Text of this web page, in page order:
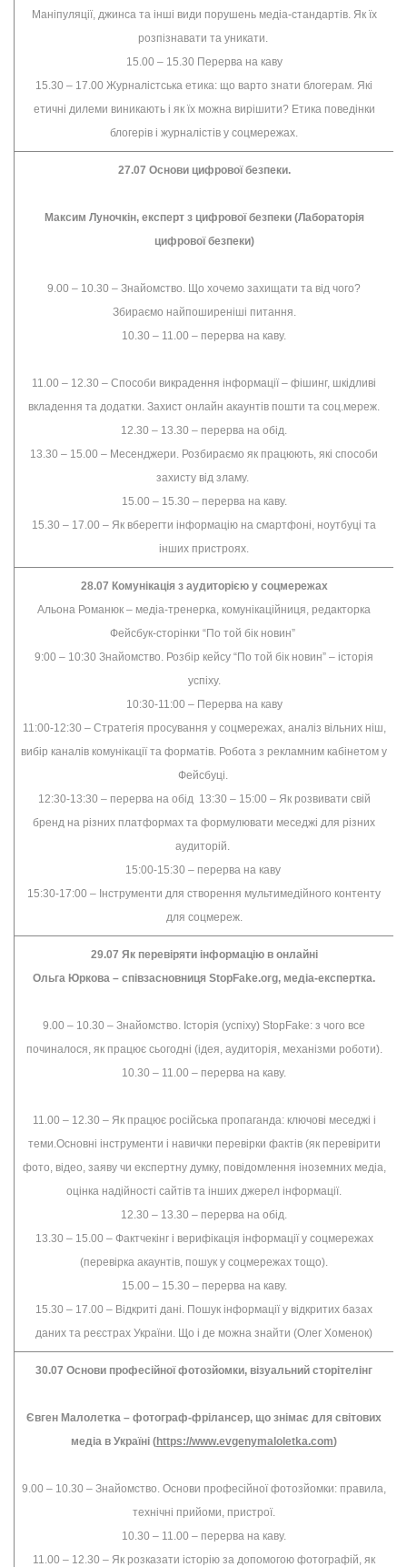
Маніпуляції, джинса та інші види порушень медіа-стандартів. Як їх
розпізнавати та уникати.
15.00 – 15.30 Перерва на каву
15.30 – 17.00 Журналістська етика: що варто знати блогерам. Які
етичні дилеми виникають і як їх можна вирішити? Етика поведінки
блогерів і журналістів у соцмережах.
27.07 Основи цифрової безпеки.
Максим Луночкін, експерт з цифрової безпеки (Лабораторія
цифрової безпеки)
9.00 – 10.30 – Знайомство. Що хочемо захищати та від чого?
Збираємо найпоширеніші питання.
10.30 – 11.00 – перерва на каву.
11.00 – 12.30 – Способи викрадення інформації – фішинг, шкідливі
вкладення та додатки. Захист онлайн акаунтів пошти та соц.мереж.
12.30 – 13.30 – перерва на обід.
13.30 – 15.00 – Месенджери. Розбираємо як працюють, які способи
захисту від зламу.
15.00 – 15.30 – перерва на каву.
15.30 – 17.00 – Як вберегти інформацію на смартфоні, ноутбуці та
інших пристроях.
28.07 Комунікація з аудиторією у соцмережах
Альона Романюк – медіа-тренерка, комунікаційниця, редакторка
Фейсбук-сторінки “По той бік новин”
9:00 – 10:30 Знайомство. Розбір кейсу “По той бік новин” – історія
успіху.
10:30-11:00 – Перерва на каву
11:00-12:30 – Стратегія просування у соцмережах, аналіз вільних ніш,
вибір каналів комунікації та форматів. Робота з рекламним кабінетом у
Фейсбуці.
12:30-13:30 – перерва на обід 13:30 – 15:00 – Як розвивати свій
бренд на різних платформах та формулювати меседжі для різних
аудиторій.
15:00-15:30 – перерва на каву
15:30-17:00 – Інструменти для створення мультимедійного контенту
для соцмереж.
29.07 Як перевіряти інформацію в онлайні
Ольга Юркова – співзасновниця StopFake.org, медіа-експертка.
9.00 – 10.30 – Знайомство. Історія (успіху) StopFake: з чого все
починалося, як працює сьогодні (ідея, аудиторія, механізми роботи).
10.30 – 11.00 – перерва на каву.
11.00 – 12.30 – Як працює російська пропаганда: ключові меседжі і
теми.Основні інструменти і навички перевірки фактів (як перевірити
фото, відео, заяву чи експертну думку, повідомлення іноземних медіа,
оцінка надійності сайтів та інших джерел інформації.
12.30 – 13.30 – перерва на обід.
13.30 – 15.00 – Фактчекінг і верифікація інформації у соцмережах
(перевірка акаунтів, пошук у соцмережах тощо).
15.00 – 15.30 – перерва на каву.
15.30 – 17.00 – Відкриті дані. Пошук інформації у відкритих базах
даних та реєстрах України. Що і де можна знайти (Олег Хоменок)
30.07 Основи професійної фотозйомки, візуальний сторітелінг
Євген Малолетка – фотограф-фрілансер, що знімає для світових
медіа в Україні (https://www.evgenymaloletka.com)
9.00 – 10.30 – Знайомство. Основи професійної фотозйомки: правила,
технічні прийоми, пристрої.
10.30 – 11.00 – перерва на каву.
11.00 – 12.30 – Як розказати історію за допомогою фотографій, як